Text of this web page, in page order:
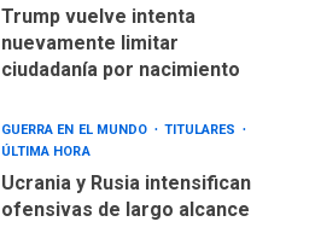
Trump vuelve intenta
nuevamente limitar
ciudadanía por nacimiento
GUERRA EN EL MUNDO
TITULARES
ÚLTIMA HORA
Ucrania y Rusia intensifican
ofensivas de largo alcance